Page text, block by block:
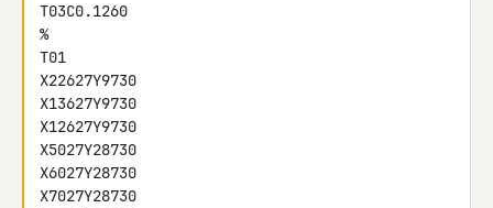
T03C0.1260
%
T01
X22627Y9730
X13627Y9730
X12627Y9730
X5027Y28730
X6027Y28730
X7027Y28730